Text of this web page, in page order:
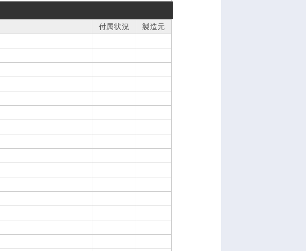
付属状況
製造元